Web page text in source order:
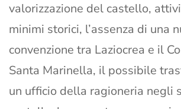
valorizzazione del castello,
minimi storici, l’assenza di una
convenzione tra Laziocrea e il
Santa Marinella, il possibile
un ufficio della ragioneria negli